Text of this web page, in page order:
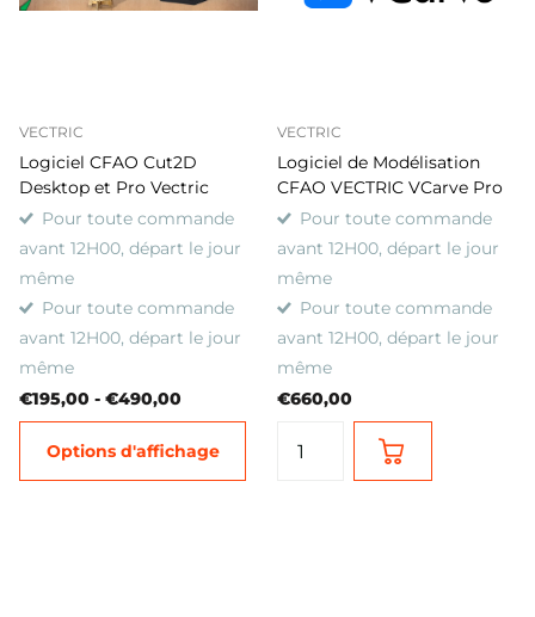
VECTRIC
Logiciel CFAO Cut2D
Desktop et Pro Vectric
Pour toute commande
avant 12H00, départ le jour
même
Pour toute commande
avant 12H00, départ le jour
même
€195,00 - €490,00
Options d'affichage
VECTRIC
Logiciel de Modélisation
CFAO VECTRIC VCarve Pro
Pour toute commande
avant 12H00, départ le jour
même
Pour toute commande
avant 12H00, départ le jour
même
€660,00